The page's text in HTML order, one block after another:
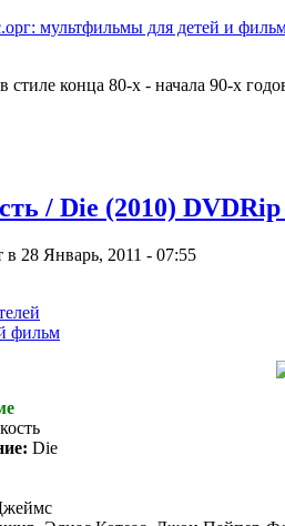
стиле конца 80-х - начала 90-х
/ Die (2010)
28 Январь, 2011 - 07:55
фильм
Die